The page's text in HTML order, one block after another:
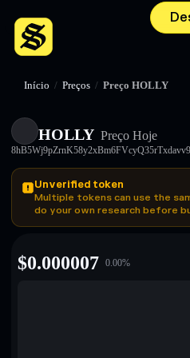
Início / Preços / Preço HOLLY
HOLLY Preço Hoje
Unverified token
Multiple tokens can use the
do your own research before
$0.000007 0.00%